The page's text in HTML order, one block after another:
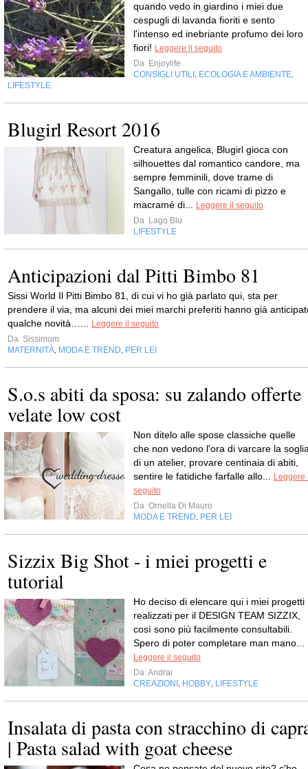
quando vedo in giardino i miei due
cespugli di lavanda fioriti e sento
l'intenso ed inebriante profumo dei loro
fiori! Leggere il seguito
Da Enjoylife
CONSIGLI UTILI , ECOLOGIA E AMBIENTE,
LIFESTYLE
Creatura angelica, Blugirl gioca con
silhouettes dal romantico candore, ma
sempre femminili, dove trame di
Sangallo, tulle con ricami di pizzo e
macramé di... Leggere il seguito
Da Lago Blu
LIFESTYLE
Anticipazioni dal Pitti Bimbo 81
Sissi World Il Pitti Bimbo 81, di cui vi ho già parlato qui, sta per
prendere il via, ma alcuni dei miei marchi preferiti hanno già
qualche novità…... Leggere il seguito
Da Sissimum
MATERNITÀ, MODA E TREND, PER LEI
S.o.s abiti da sposa: su zalando offerte
velate low cost
Non ditelo alle spose classiche quelle
che non vedono l'ora di varcare la
di un atelier, provare centinaia di abiti,
sentire le fatidiche farfalle allo... Leggere
seguito
Da Ornella Di Mauro
MODA E TREND, PER LEI
Sizzix Big Shot - i miei progetti e
tutorial
Ho deciso di elencare qui i miei progetti
realizzati per il DESIGN TEAM SIZZIX,
così sono più facilmente consultabili.
Spero di poter completare man mano...
Leggere il seguito
Da Andrai
CREAZIONI , HOBBY, LIFESTYLE
Insalata di pasta con stracchino di
| Pasta salad with goat cheese